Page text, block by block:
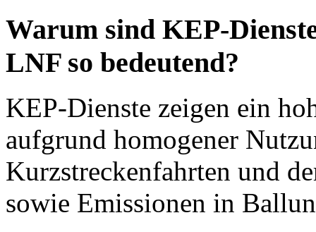
Warum sind KEP-
LNF so bedeutend?
KEP-Dienste zeigen ein
aufgrund homogener
Kurzstreckenfahrten und
sowie Emissionen in